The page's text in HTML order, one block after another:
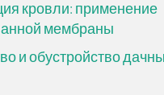
кровли: применение
мембраны
и обустройство